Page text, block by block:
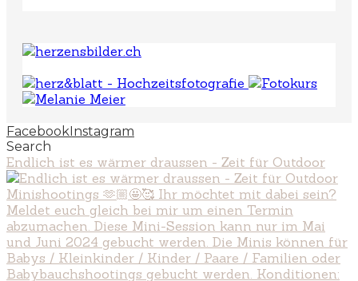
FacebookInstagram
Search
Endlich ist es wärmer draussen - Zeit für Outdoor